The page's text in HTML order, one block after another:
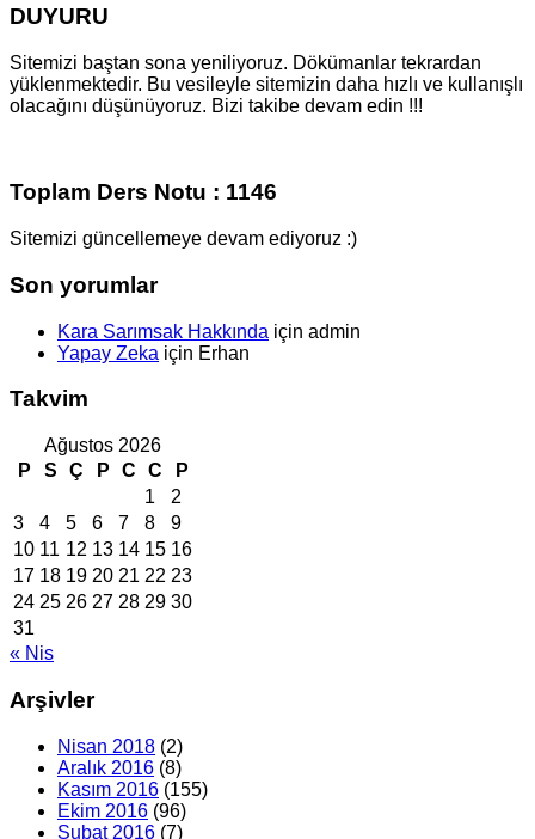
DUYURU
Sitemizi baştan sona yeniliyoruz. Dökümanlar tekrardan
yüklenmektedir. Bu vesileyle sitemizin daha hızlı ve kullanışlı
olacağını düşünüyoruz. Bizi takibe devam edin !!!
Toplam Ders Notu : 1146
Sitemizi güncellemeye devam ediyoruz :)
Son yorumlar
Kara Sarımsak Hakkında için admin
Yapay Zeka için Erhan
Takvim
Ağustos 2026
P
S Ç P C C
P
1
2
3
4 5 6 7 8
9
10 11 12 13 14 15 16
17 18 19 20 21 22 23
24 25 26 27 28 29 30
31
« Nis
Arşivler
Nisan 2018 (2)
Aralık 2016 (8)
Kasım 2016 (155)
Ekim 2016 (96)
Şubat 2016 (7)